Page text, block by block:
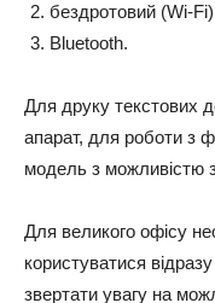
бездротовий (Wi-
Bluetooth.
Для друку текстових
апарат, для роботи з
модель з можливістю
Для великого офісу
користуватися
звертати увагу на